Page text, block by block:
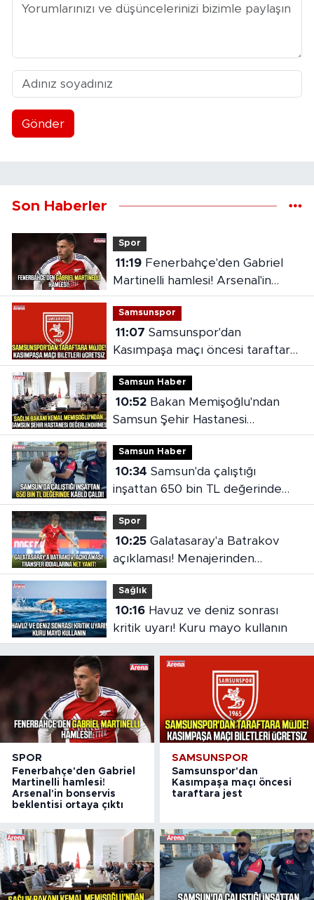
Gönder
Son Haberler
Spor
11:19Fenerbahçe'den Gabriel
Martinelli hamlesi! Arsenal'in
bonservis beklentisi ortaya çıktı
Samsunspor
11:07
Kasımpaşa maçı öncesi taraftara
jest
Samsun Haber
10:52Bakan Memişoğlu'ndan
Samsun Şehir Hastanesi
değerlendirmesi
Samsun Haber
10:34
inşattan 650 bin TL değerinde
kablo çaldı!
Spor
10:25Galatasaray'a Batrakov
açıklaması! Menajerinden
transfer iddialarına net yanıt
Sağlık
10:16Havuz ve deniz sonrası
kritik uyarı! Kuru mayo kullanın
SPOR
Fenerbahçe'den Gabriel
Martinelli hamlesi!
Arsenal'in bonservis
beklentisi ortaya çıktı
SAMSUNSPOR
Samsunspor'dan
Kasımpaşa maçı öncesi
taraftara jest